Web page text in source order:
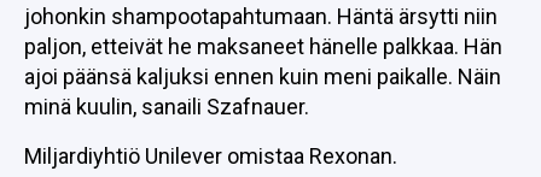
johonkin shampootapahtumaan. Häntä ärsytti niin
paljon, etteivät he maksaneet hänelle palkkaa. Hän
ajoi päänsä kaljuksi ennen kuin meni paikalle. Näin
minä kuulin, sanaili Szafnauer.
Miljardiyhtiö Unilever omistaa Rexonan.